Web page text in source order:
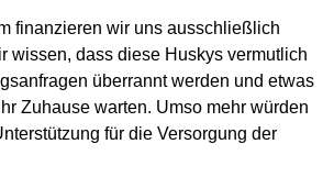
finanzieren wir uns ausschließlich
wissen, dass diese Huskys vermutlich
überrannt werden und etwas
Zuhause warten. Umso mehr würden
für die Versorgung der